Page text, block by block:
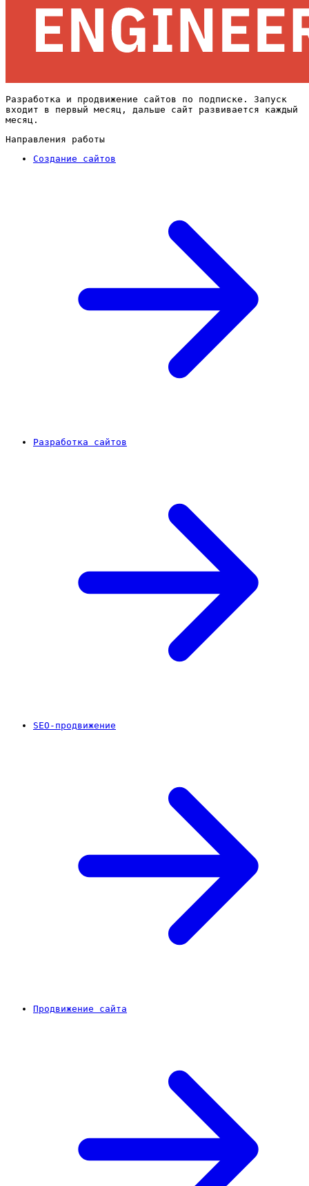
Разработка и продвижение сайтов по подписке. Запуск
входит в первый месяц, дальше сайт развивается каждый
месяц.
Направления работы
Создание сайтов
Разработка сайтов
SEO-продвижение
Продвижение сайта